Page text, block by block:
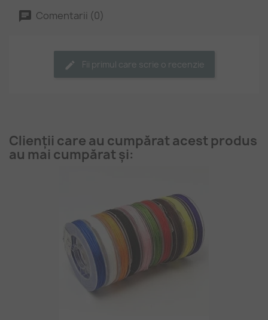
Comentarii (0)
Fii primul care scrie o recenzie
Clienții care au cumpărat acest produs
au mai cumpărat și: